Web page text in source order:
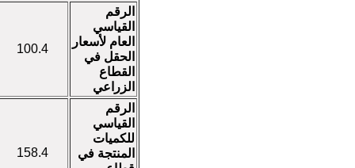
الرقم
القياسي
العام لأسعار
الحقل في
القطاع
الزراعي
100.4
الرقم
القياسي
للكميات
المنتجة في
158.4